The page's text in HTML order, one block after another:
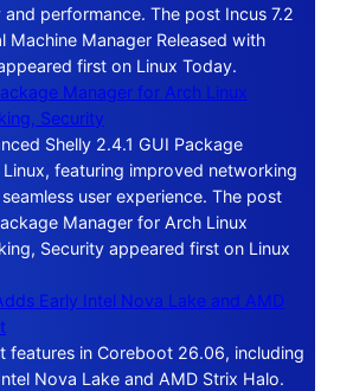
performance. The post Incus 7.2
Machine Manager Released with
first on Linux Today.
Manager for Arch Linux
Security
Shelly 2.4.1 GUI Package
featuring improved networking
user experience. The post
Manager for Arch Linux
Security appeared first on Linux
Early Intel Nova Lake and AMD
features in Coreboot 26.06, including
Nova Lake and AMD Strix Halo.